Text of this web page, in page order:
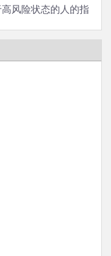
风险状态的人的指